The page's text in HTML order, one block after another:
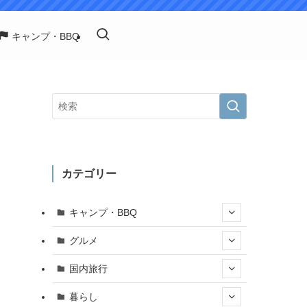
キャンプ・BBQ
カテゴリー
キャンプ・BBQ
グルメ
国内旅行
暮らし